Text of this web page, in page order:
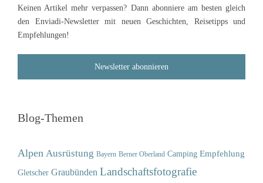
Keinen Artikel mehr verpassen? Dann abonniere am besten gleich
den Enviadi-Newsletter mit neuen Geschichten, Reisetipps und
Empfehlungen!
Newsletter abonnieren
Blog-Themen
Alpen Ausrüstung Bayern Berner Oberland Camping Empfehlung
Gletscher Graubünden Landschaftsfotografie